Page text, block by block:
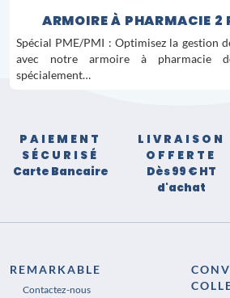
ARMOIRE À PHARMACIE 2
Spécial PME/PMI : Optimisez la gestion
avec notre armoire à pharmacie
spécialement…
PAIEMENT
SÉCURISÉ
Carte Bancaire
LIVRAISON
OFFERTE
Dès 99 € HT
d'achat
REMARKABLE
Contactez-nous